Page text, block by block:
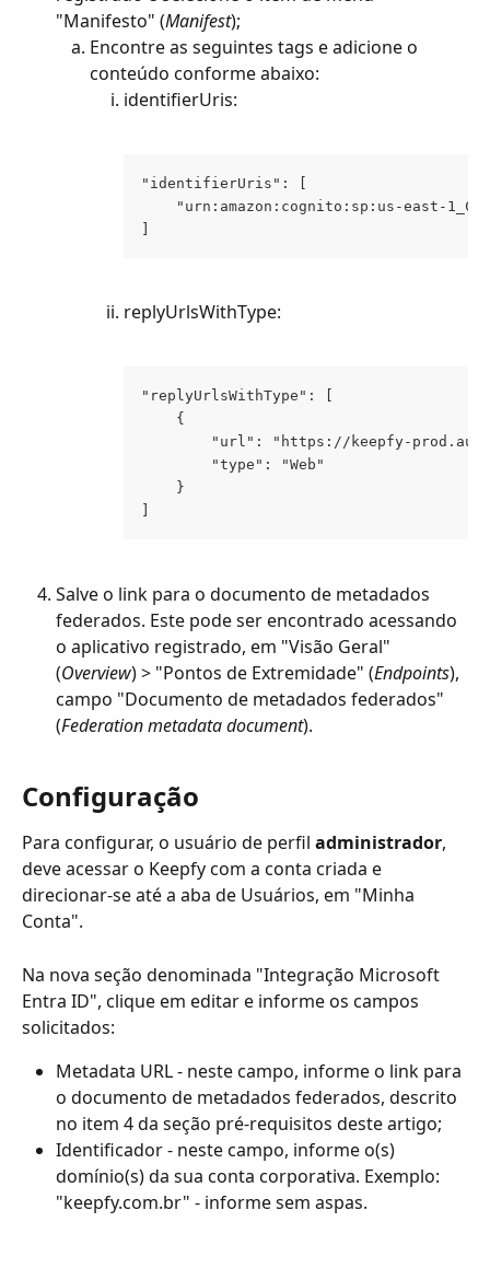
"Manifesto" (Manifest);
Encontre as seguintes tags e adicione o
conteúdo conforme abaixo:
identifierUris:
"identifierUris": [
"urn:amazon:cognito:sp:us-east-
replyUrlsWithType:
"replyUrlsWithType": [
    {
"url": "https://keepfy-
        "type": "Web"
    }
Salve o link para o documento de metadados
federados. Este pode ser encontrado acessando
o aplicativo registrado, em "Visão Geral"
(Overview) > "Pontos de Extremidade" (Endpoints),
campo "Documento de metadados federados"
(Federation metadata document).
Configuração
Para configurar, o usuário de perfil administrador,
deve acessar o Keepfy com a conta criada e
direcionar-se até a aba de Usuários, em "Minha
Conta".
Na nova seção denominada "Integração Microsoft
Entra ID", clique em editar e informe os campos
solicitados:
Metadata URL - neste campo, informe o link para
o documento de metadados federados, descrito
no item 4 da seção pré-requisitos deste artigo;
Identificador - neste campo, informe o(s)
domínio(s) da sua conta corporativa. Exemplo:
"keepfy.com.br" - informe sem aspas.